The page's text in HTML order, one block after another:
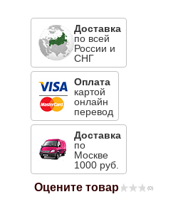
Доставка
по всей
России и
СНГ
Оплата
картой
онлайн
перевод
Доставка
по
Москве
1000 руб.
Оцените товар (0)